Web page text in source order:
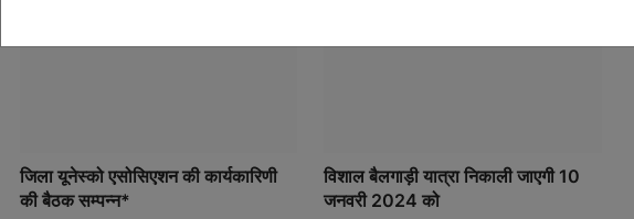
जिला यूनेस्को एसोसिएशन की कार्यकारिणी
की बैठक सम्पन्न*
विशाल बैलगाड़ी यात्रा निकाली जाएगी 10
जनवरी 2024 को